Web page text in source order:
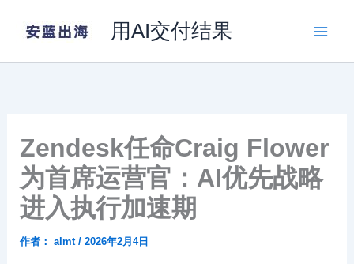
用AI交付结果
Zendesk任命Craig Flower
为首席运营官：AI优先战略
进入执行加速期
作者： almt / 2026年2月4日